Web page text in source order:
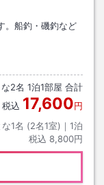
。船釣・磯釣など
2名 1泊1部屋 合計
税込 17,600円
な1名 (2名1室)｜ 1泊
税込 8,800円